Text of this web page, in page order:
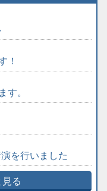
！
す。
を行いました
る